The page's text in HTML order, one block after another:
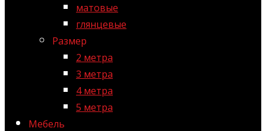
матовые
глянцевые
Размер
2 метра
3 метра
4 метра
5 метра
Мебель